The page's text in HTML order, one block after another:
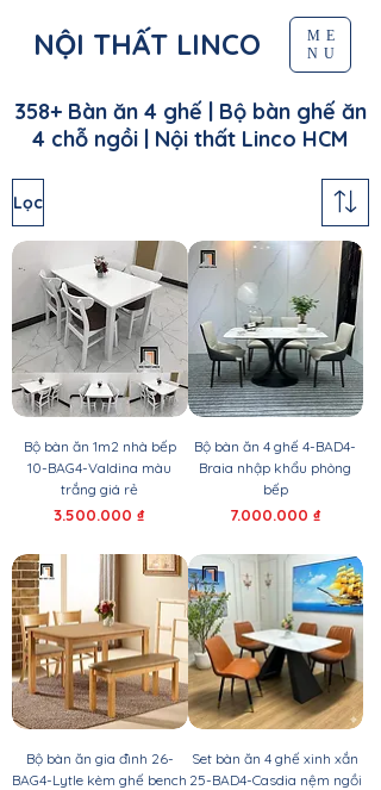
NỘI THẤT LINCO
ME
NU
358+ Bàn ăn 4 ghế | Bộ bàn ghế ăn
4 chỗ ngồi | Nội thất Linco HCM
Lọc
Bộ bàn ăn 1m2 nhà bếp
10-BAG4-Valdina màu
trắng giá rẻ
Giá
3.500.000 ₫
Bộ bàn ăn 4 ghế 4-BAD4-
Braia nhập khẩu phòng
bếp
Giá
7.000.000 ₫
Bộ bàn ăn gia đình 26-
BAG4-Lytle kèm ghế bench
Set bàn ăn 4 ghế xinh xắn
25-BAD4-Casdia nệm ngồi